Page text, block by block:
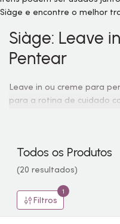
Siàge: Leave
Pentear
Leave in ou creme para
para a rotina de cuidado
separados. Conheça a
Todos os Produtos
(20 resultados)
Filtros
1